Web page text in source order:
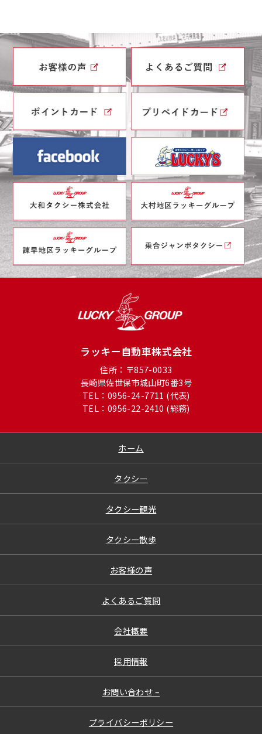
ラッキー自動車株式会社
住所：〒857-0033
長崎県佐世保市城山町6番3号
TEL：0956-24-7711 (代表)
TEL：0956-22-2410 (総務)
ホーム
タクシー
タクシー観光
タクシー散歩
お客様の声
よくあるご質問
会社概要
採用情報
お問い合わせ –
プライバシーポリシー